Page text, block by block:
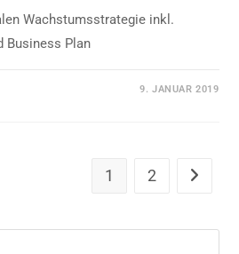
Wachstumsstrategie inkl.
Business Plan
9. JANUAR 2019
1 2 Gehe